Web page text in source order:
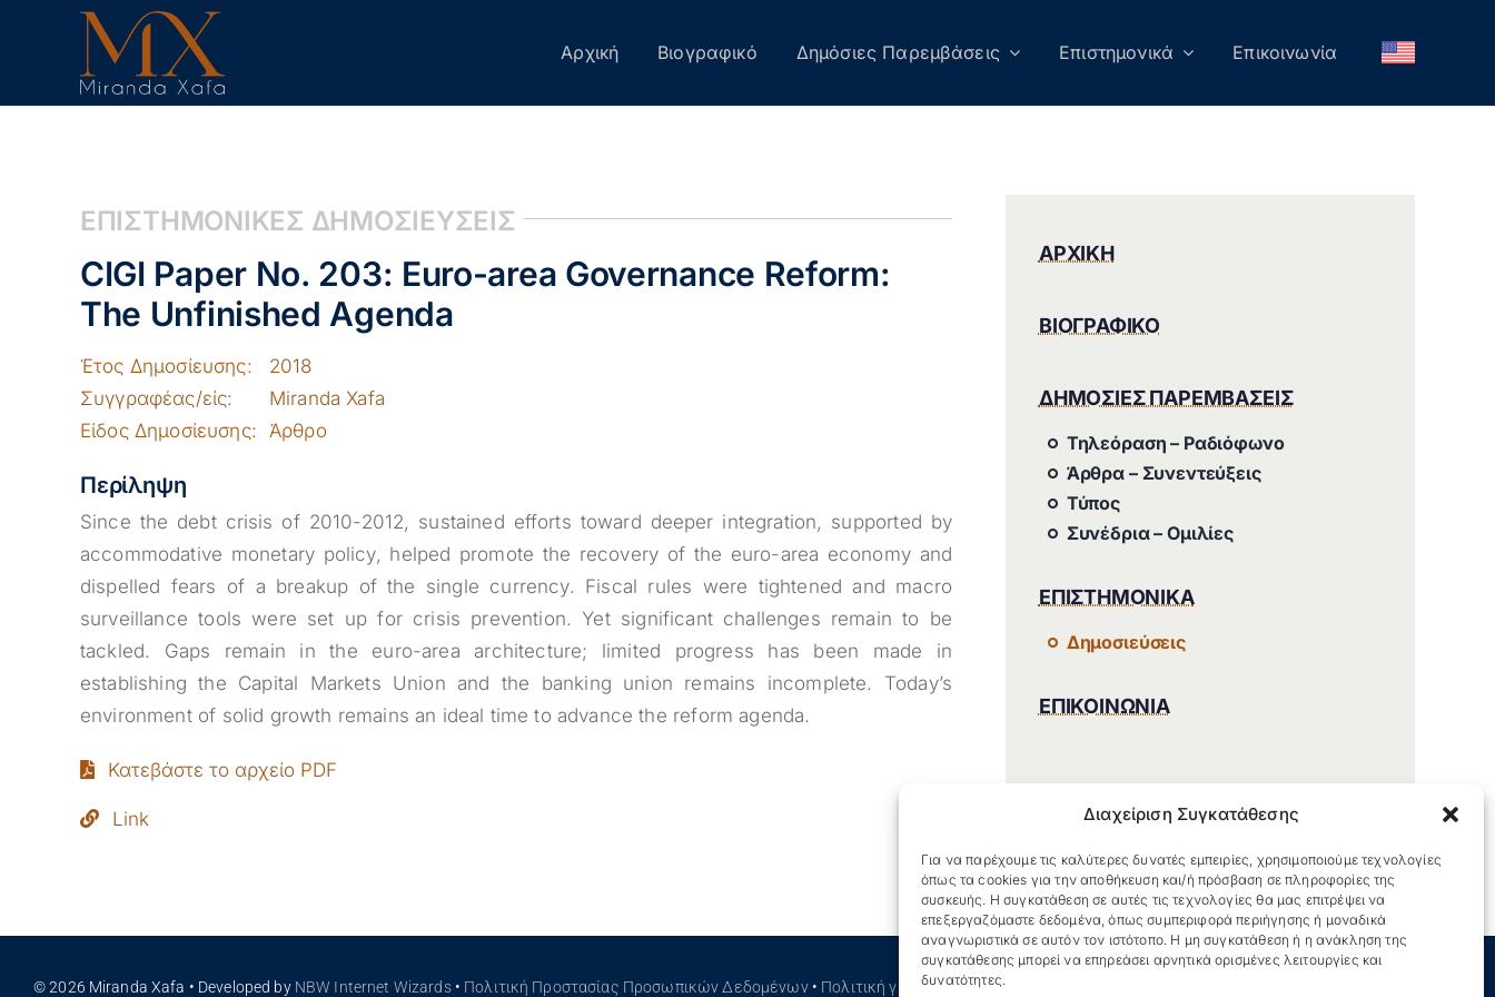
Διαχείριση Συγκατάθεσης
Για να παρέχουμε τις καλύτερες δυνατές εμπειρίες, χρησιμοποιούμε τεχνολογίες
όπως τα cookies για την αποθήκευση και/ή πρόσβαση σε πληροφορίες της
συσκευής. Η συγκατάθεση σε αυτές τις τεχνολογίες θα μας επιτρέψει να
επεξεργαζόμαστε δεδομένα, όπως συμπεριφορά περιήγησης ή μοναδικά
αναγνωριστικά σε αυτόν τον ιστότοπο. Η μη συγκατάθεση ή η ανάκληση της
συγκατάθεσης μπορεί να επηρεάσει αρνητικά ορισμένες λειτουργίες και
δυνατότητες.
Αρχική Βιογραφικό Δημόσιες Παρεμβάσεις Επιστημονικά Επικοινωνία
ΕΠΙΣΤΗΜΟΝΙΚΕΣ ΔΗΜΟΣΙΕΥΣΕΙΣ
CIGI Paper No. 203: Euro-area Governance Reform:
The Unfinished Agenda
Έτος Δημοσίευσης:
2018
Συγγραφέας/είς:
Miranda Xafa
Είδος Δημοσίευσης: Άρθρο
Περίληψη
Since the debt crisis of 2010-2012, sustained efforts toward deeper integration, supported by
accommodative monetary policy, helped promote the recovery of the euro-area economy and
dispelled fears of a breakup of the single currency. Fiscal rules were tightened and macro
surveillance tools were set up for crisis prevention. Yet significant challenges remain to be
tackled. Gaps remain in the euro-area architecture; limited progress has been made in
establishing the Capital Markets Union and the banking union remains incomplete. Today’s
environment of solid growth remains an ideal time to advance the reform agenda.
Κατεβάστε το αρχείο PDF
Link
ΑΡΧΙΚΗ
ΒΙΟΓΡΑΦΙΚΟ
ΔΗΜΟΣΙΕΣ ΠΑΡΕΜΒΑΣΕΙΣ
Τηλεόραση – Ραδιόφωνο
Άρθρα – Συνεντεύξεις
Τύπος
Συνέδρια – Ομιλίες
ΕΠΙΣΤΗΜΟΝΙΚΑ
Δημοσιεύσεις
ΕΠΙΚΟΙΝΩΝΙΑ
© 2026 Miranda Xafa • Developed by NBW Internet Wizards• Πολιτική Προστασίας Προσωπικών Δεδομένων• Πολιτική για τα Cookies